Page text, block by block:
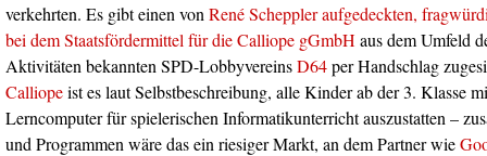
verkehrten. Es gibt einen von René Scheppler aufgedeckten,
bei dem Staatsfördermittel für die Calliope gGmbH aus dem Umfeld
Aktivitäten bekannten SPD-LobbyvereinsD64per Handschlag
Calliopeist es laut Selbstbeschreibung, alle Kinder ab der 3. Klasse
Lerncomputer für spielerischen Informatikunterricht auszustatten –
und Programmen wäre das ein riesiger Markt, an dem Partner wie